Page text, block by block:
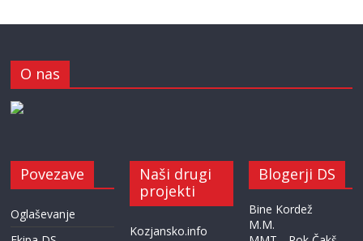
O nas
Povezave
Oglaševanje
Naši drugi
projekti
Kozjansko.info
Blogerji DS
Bine Kordež
M.M.